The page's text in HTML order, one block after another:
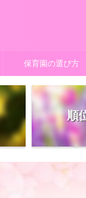
保育園の選び方
順